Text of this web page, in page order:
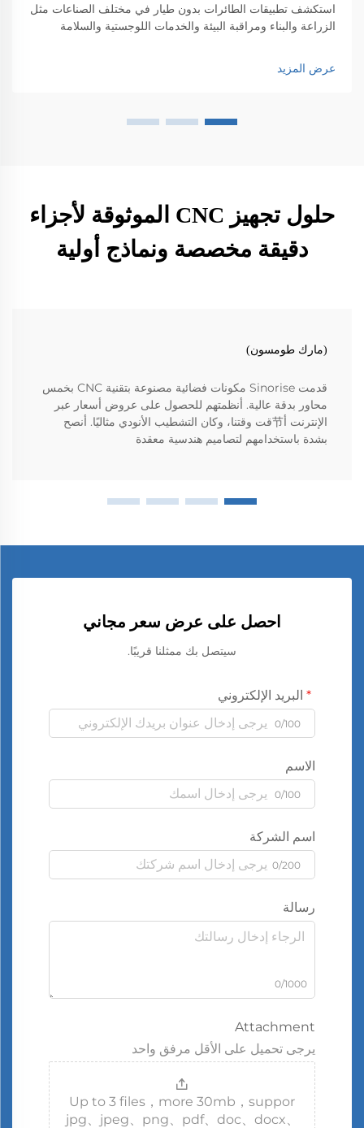
استكشف تطبيقات الطائرات بدون طيار في مختلف الصناعات مثل
الزراعة والبناء ومراقبة البيئة والخدمات اللوجستية والسلامة
عرض المزيد
حلول تجهيز CNC الموثوقة لأجزاء
دقيقة مخصصة ونماذج أولية
(مارك طومسون)
قدمت Sinorise مكونات فضائية مصنوعة بتقنية CNC بخمس
محاور بدقة عالية. أنظمتهم للحصول على عروض أسعار عبر
الإنترنت أ节قت وقتنا، وكان التشطيب الأنودي مثاليًا. أنصح
بشدة باستخدامهم لتصاميم هندسية معقدة
احصل على عرض سعر مجاني
سيتصل بك ممثلنا قريبًا.
البريد الإلكتروني
0/100
الاسم
0/100
اسم الشركة
0/200
رسالة
0/1000
Attachment
يرجى تحميل على الأقل مرفق واحد
Up to 3 files，more 30mb，suppor
jpg、jpeg、png、pdf、doc、docx、